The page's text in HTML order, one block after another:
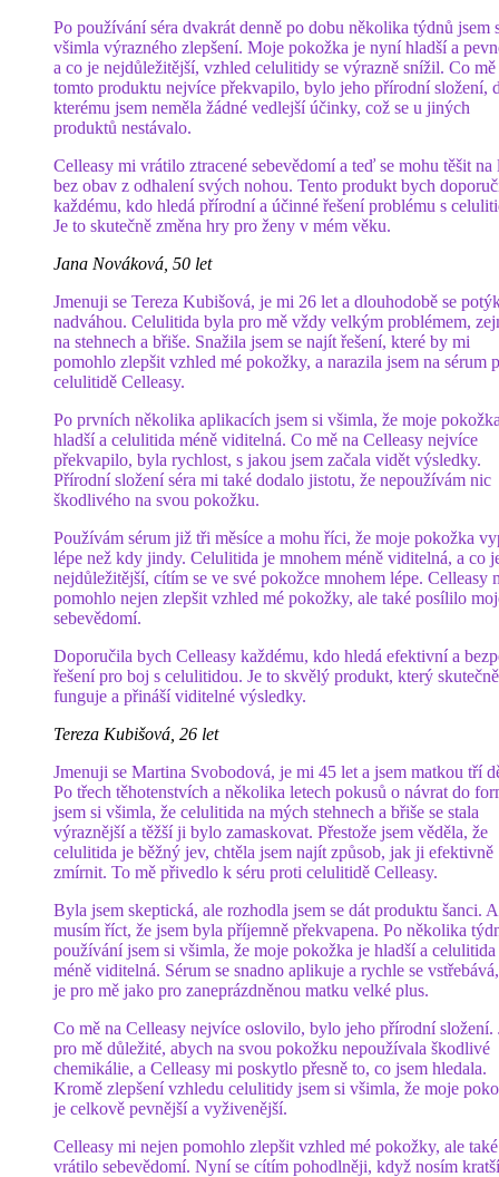
Po používání séra dvakrát denně po dobu několika týdnů jsem
všimla výrazného zlepšení. Moje pokožka je nyní hladší a
a co je nejdůležitější, vzhled celulitidy se výrazně snížil. Co mě
tomto produktu nejvíce překvapilo, bylo jeho přírodní složení,
kterému jsem neměla žádné vedlejší účinky, což se u jiných
produktů nestávalo.
Celleasy mi vrátilo ztracené sebevědomí a teď se mohu těšit na
bez obav z odhalení svých nohou. Tento produkt bych
každému, kdo hledá přírodní a účinné řešení problému s
Je to skutečně změna hry pro ženy v mém věku.
Jana Nováková, 50 let
Jmenuji se Tereza Kubišová, je mi 26 let a dlouhodobě se
nadváhou. Celulitida byla pro mě vždy velkým problémem,
na stehnech a břiše. Snažila jsem se najít řešení, které by mi
pomohlo zlepšit vzhled mé pokožky, a narazila jsem na sérum
celulitidě Celleasy.
Po prvních několika aplikacích jsem si všimla, že moje
hladší a celulitida méně viditelná. Co mě na Celleasy nejvíce
překvapilo, byla rychlost, s jakou jsem začala vidět výsledky.
Přírodní složení séra mi také dodalo jistotu, že nepoužívám nic
škodlivého na svou pokožku.
Používám sérum již tři měsíce a mohu říci, že moje pokožka
lépe než kdy jindy. Celulitida je mnohem méně viditelná, a co
nejdůležitější, cítím se ve své pokožce mnohem lépe. Celleasy
pomohlo nejen zlepšit vzhled mé pokožky, ale také posílilo
sebevědomí.
Doporučila bych Celleasy každému, kdo hledá efektivní a
řešení pro boj s celulitidou. Je to skvělý produkt, který skutečně
funguje a přináší viditelné výsledky.
Tereza Kubišová, 26 let
Jmenuji se Martina Svobodová, je mi 45 let a jsem matkou tří
Po třech těhotenstvích a několika letech pokusů o návrat do
jsem si všimla, že celulitida na mých stehnech a břiše se stala
výraznější a těžší ji bylo zamaskovat. Přestože jsem věděla, že
celulitida je běžný jev, chtěla jsem najít způsob, jak ji efektivně
zmírnit. To mě přivedlo k séru proti celulitidě Celleasy.
Byla jsem skeptická, ale rozhodla jsem se dát produktu šanci. A
musím říct, že jsem byla příjemně překvapena. Po několika
používání jsem si všimla, že moje pokožka je hladší a celulitida
méně viditelná. Sérum se snadno aplikuje a rychle se
je pro mě jako pro zaneprázdněnou matku velké plus.
Co mě na Celleasy nejvíce oslovilo, bylo jeho přírodní složení.
pro mě důležité, abych na svou pokožku nepoužívala škodlivé
chemikálie, a Celleasy mi poskytlo přesně to, co jsem hledala.
Kromě zlepšení vzhledu celulitidy jsem si všimla, že moje
je celkově pevnější a vyživenější.
Celleasy mi nejen pomohlo zlepšit vzhled mé pokožky, ale
vrátilo sebevědomí. Nyní se cítím pohodlněji, když nosím kratší